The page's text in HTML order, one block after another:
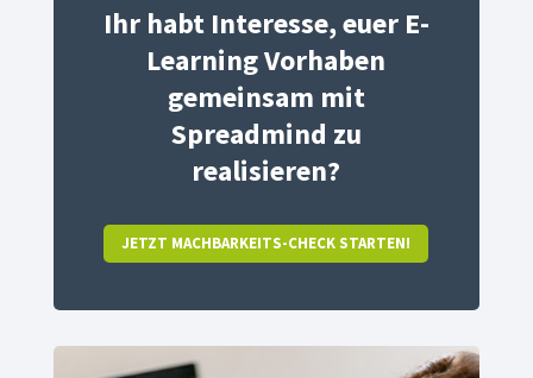
Ihr habt Interesse, euer E-
Learning Vorhaben
gemeinsam mit
Spreadmind zu
realisieren?
JETZT MACHBARKEITS-CHECK STARTEN!